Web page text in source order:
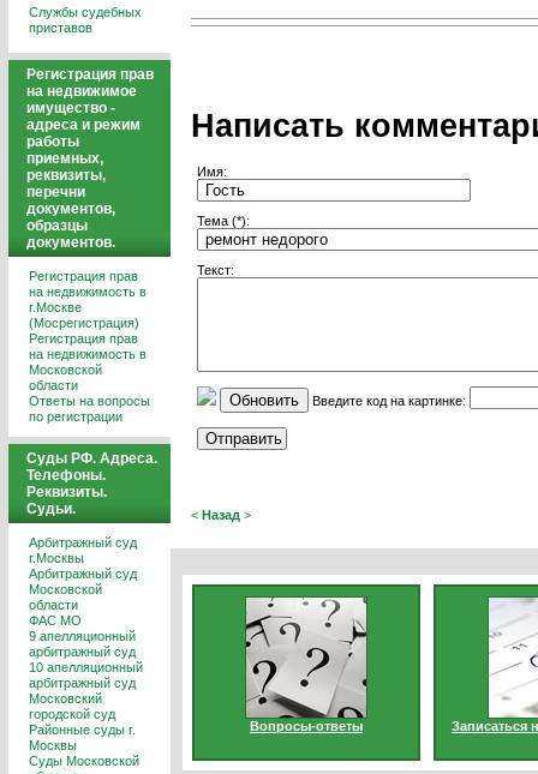
Службы судебных
приставов
Регистрация прав
на недвижимое
имущество -
адреса и режим
работы
приемных,
реквизиты,
перечни
документов,
образцы
документов.
Регистрация прав
на недвижимость в
г.Москве
(Мосрегистрация)
Регистрация прав
на недвижимость в
Московской
области
Ответы на вопросы
по регистрации
Суды РФ. Адреса.
Телефоны.
Реквизиты.
Судьи.
Арбитражный суд
г.Москвы
Арбитражный суд
Московской
области
ФАС МО
9 апелляционный
арбитражный суд
10 апелляционный
арбитражный суд
Московский
городской суд
Районные суды г.
Москвы
Суды Московской
Написать
Имя:
Тема (*):
Текст:
Обновить Введите код на картинке:
< Назад >
Вопросы-ответы Записаться